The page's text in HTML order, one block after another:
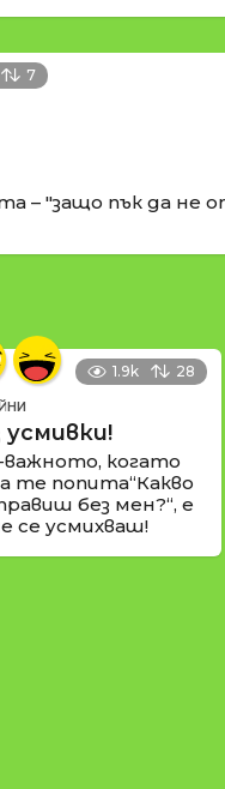
7
– "защо пък да не
1.9k 28
усмивки!
важното, когато
те попита“Какво
без мен?“, е
се усмихваш!